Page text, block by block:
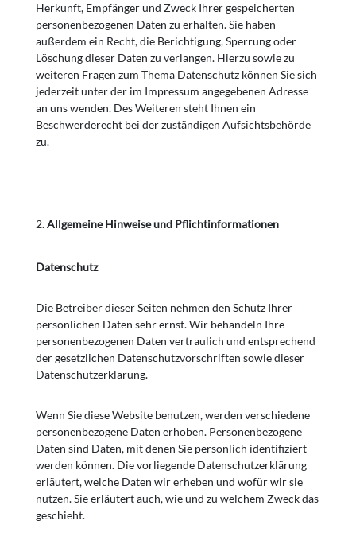
Herkunft, Empfänger und Zweck Ihrer gespeicherten
personenbezogenen Daten zu erhalten. Sie haben
außerdem ein Recht, die Berichtigung, Sperrung oder
Löschung dieser Daten zu verlangen. Hierzu sowie zu
weiteren Fragen zum Thema Datenschutz können Sie sich
jederzeit unter der im Impressum angegebenen Adresse
an uns wenden. Des Weiteren steht Ihnen ein
Beschwerderecht bei der zuständigen Aufsichtsbehörde
zu.
Allgemeine Hinweise und Pflichtinformationen
Datenschutz
Die Betreiber dieser Seiten nehmen den Schutz Ihrer
persönlichen Daten sehr ernst. Wir behandeln Ihre
personenbezogenen Daten vertraulich und entsprechend
der gesetzlichen Datenschutzvorschriften sowie dieser
Datenschutzerklärung.
Wenn Sie diese Website benutzen, werden verschiedene
personenbezogene Daten erhoben. Personenbezogene
Daten sind Daten, mit denen Sie persönlich identifiziert
werden können. Die vorliegende Datenschutzerklärung
erläutert, welche Daten wir erheben und wofür wir sie
nutzen. Sie erläutert auch, wie und zu welchem Zweck das
geschieht.